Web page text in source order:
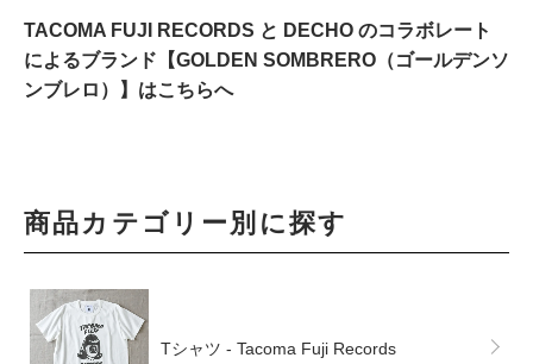
TACOMA FUJI RECORDS と DECHO のコラボレート
によるブランド【GOLDEN SOMBRERO（ゴールデンソ
ンブレロ）】はこちらへ
商品カテゴリー別に探す
Tシャツ - Tacoma Fuji Records